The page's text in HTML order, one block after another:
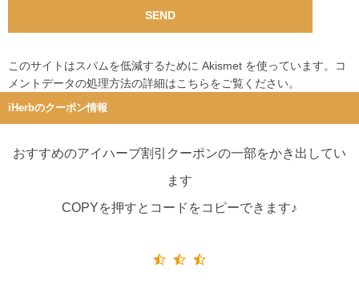
このサイトはスパムを低減するために Akismet を使っています。
コ
メントデータの処理方法の詳細はこちらをご覧ください。
iHerbのクーポン情報
おすすめのアイハーブ割引クーポンの一部をかき出してい
ます
COPYを押すとコードをコピーできます♪